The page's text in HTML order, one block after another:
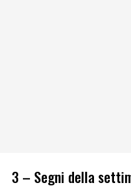
3 – Segni della